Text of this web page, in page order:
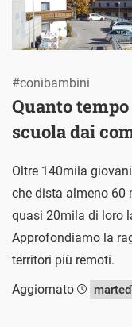
Quanto
scuola dai
#conibambini
Oltre 140mila
che dista almeno 60
quasi 20mila di loro
Approfondiamo la
territori più remoti.
Aggiornato